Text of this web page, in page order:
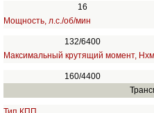
16
Мощность, л.с./об/мин
132/6400
Максимальный крутящий момент,
160/4400